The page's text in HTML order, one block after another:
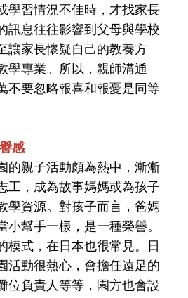
學習情況不佳時，才找家長
訊息往往影響到父母與學校
讓家長懷疑自己的教養方
學專業。所以，親師溝通
不要忽略報喜和報憂是同等
感
的親子活動頗為熱中，漸漸
工，成為故事媽媽或為孩子
學資源。對孩子而言，爸媽
幫手一樣，是一種榮譽。
模式，在日本也很常見。日
活動很熱心，會擔任遠足的
位負責人等等，園方也會設